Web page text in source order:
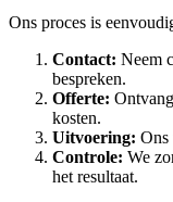
Ons proces is
Contact: Neem
bespreken.
Offerte:
kosten.
Uitvoering: Ons
Controle: We
het resultaat.